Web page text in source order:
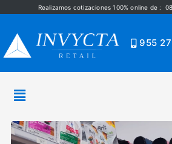
Realizamos cotizaciones 100% online de :
955